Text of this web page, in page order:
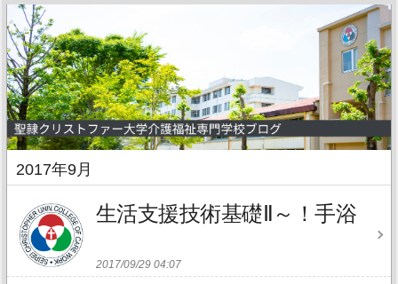
2017年9月
生活支援技術基礎Ⅱ～！手浴
2017/09/29 04:07